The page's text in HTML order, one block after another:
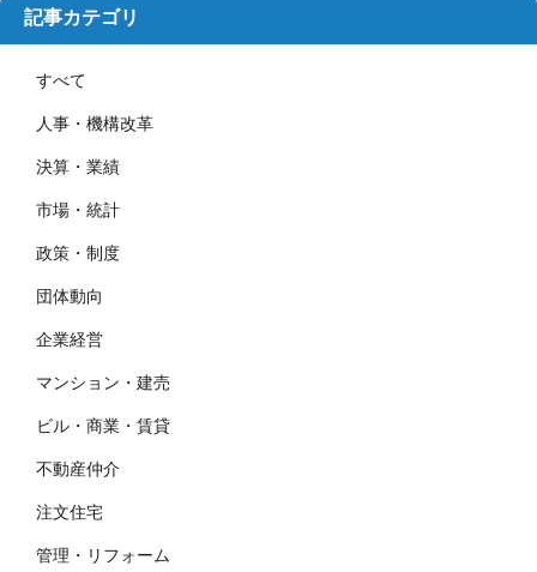
記事カテゴリ
すべて
人事・機構改革
決算・業績
市場・統計
政策・制度
団体動向
企業経営
マンション・建売
ビル・商業・賃貸
不動産仲介
注文住宅
管理・リフォーム